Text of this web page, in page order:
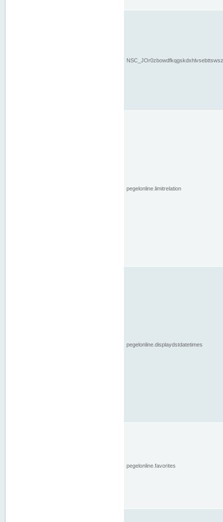
pegelonline.limitrelation
pegelonline.displaydstdatetimes
pegelonline.favorites